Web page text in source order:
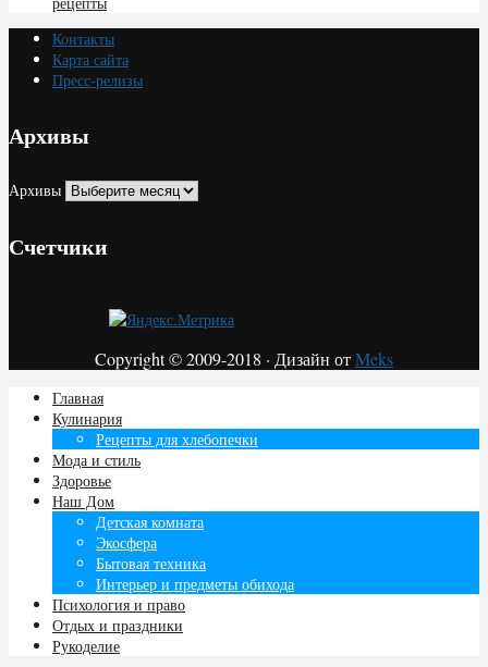
Контакты
Карта сайта
Пресс-релизы
Архивы
Архивы
Счетчики
Copyright © 2009-2018 · Дизайн отMeks
Главная
Кулинария
Рецепты для хлебопечки
Мода и стиль
Здоровье
Наш Дом
Детская комната
Экосфера
Бытовая техника
Интерьер и предметы обихода
Психология и право
Отдых и праздники
Рукоделие